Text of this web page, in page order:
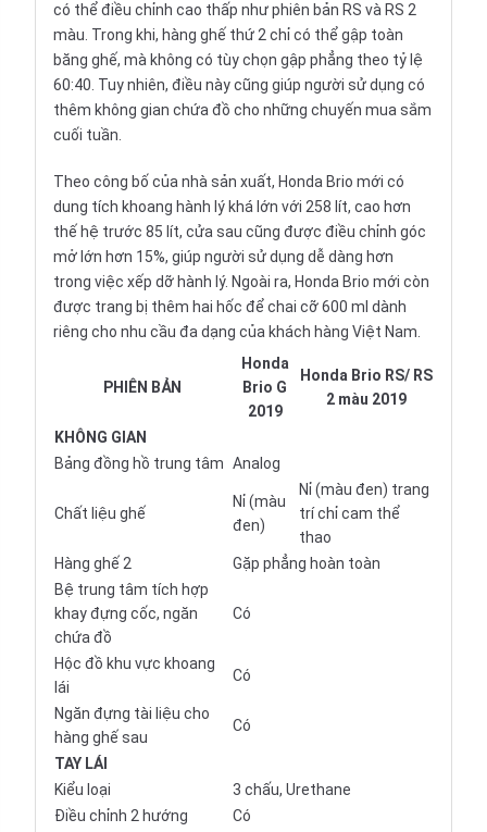
có thể điều chỉnh cao thấp như phiên bản RS và RS 2
màu. Trong khi, hàng ghế thứ 2 chỉ có thể gập toàn
băng ghế, mà không có tùy chọn gập phẳng theo tỷ lệ
60:40. Tuy nhiên, điều này cũng giúp người sử dụng có
thêm không gian chứa đồ cho những chuyến mua sắm
cuối tuần.
Theo công bố của nhà sản xuất, Honda Brio mới có
dung tích khoang hành lý khá lớn với 258 lít, cao hơn
thế hệ trước 85 lít, cửa sau cũng được điều chỉnh góc
mở lớn hơn 15%, giúp người sử dụng dễ dàng hơn
trong việc xếp dỡ hành lý. Ngoài ra, Honda Brio mới còn
được trang bị thêm hai hốc để chai cỡ 600 ml dành
riêng cho nhu cầu đa dạng của khách hàng Việt Nam.
PHIÊN BẢN
Honda
Brio G
2019
Honda Brio RS/ RS
2 màu 2019
KHÔNG GIAN
Bảng đồng hồ trung tâm Analog
Chất liệu ghế
Nỉ (màu
đen)
Nỉ (màu đen) trang
trí chỉ cam thể
thao
Hàng ghế 2
Gặp phẳng hoàn toàn
Bệ trung tâm tích hợp
khay đựng cốc, ngăn
chứa đồ
Có
Hộc đồ khu vực khoang
lái
Có
Ngăn đựng tài liệu cho
hàng ghế sau
Có
TAY LÁI
Kiểu loại
3 chấu, Urethane
Điều chỉnh 2 hướng
Có